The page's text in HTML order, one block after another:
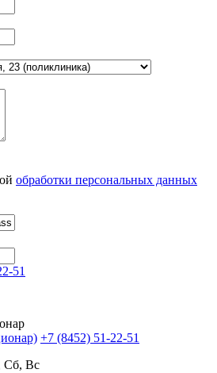
обработки персональных данных
51
+7 (8452) 51-22-51
Сб, Вс